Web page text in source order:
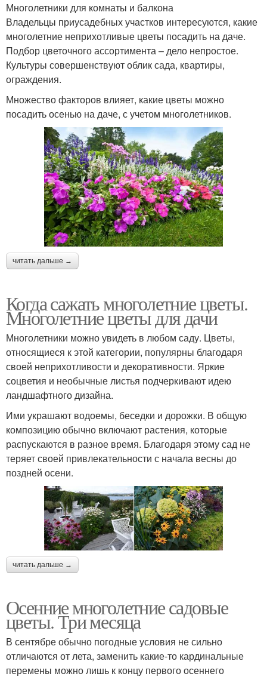
Многолетники для комнаты и балкона
Владельцы приусадебных участков интересуются, какие
многолетние неприхотливые цветы посадить на даче.
Подбор цветочного ассортимента – дело непростое.
Культуры совершенствуют облик сада, квартиры,
ограждения.
Множество факторов влияет, какие цветы можно
посадить осенью на даче, с учетом многолетников.
читать дальше →
Когда сажать многолетние цветы.
Многолетние цветы для дачи
Многолетники можно увидеть в любом саду. Цветы,
относящиеся к этой категории, популярны благодаря
своей неприхотливости и декоративности. Яркие
соцветия и необычные листья подчеркивают идею
ландшафтного дизайна.
Ими украшают водоемы, беседки и дорожки. В общую
композицию обычно включают растения, которые
распускаются в разное время. Благодаря этому сад не
теряет своей привлекательности с начала весны до
поздней осени.
читать дальше →
Осенние многолетние садовые
цветы. Три месяца
В сентябре обычно погодные условия не сильно
отличаются от лета, заменить какие-то кардинальные
перемены можно лишь к концу первого осеннего